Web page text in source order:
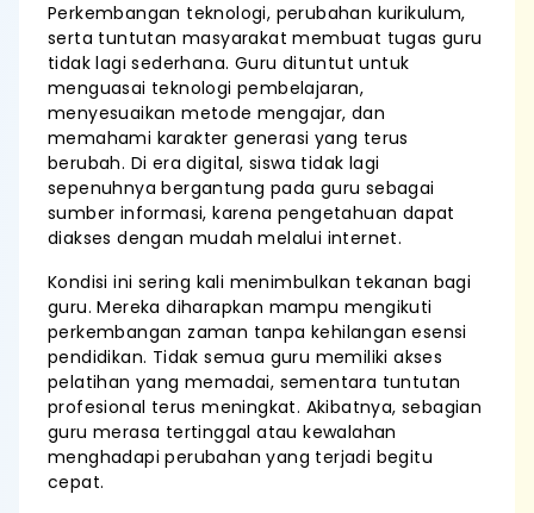
Perkembangan teknologi, perubahan kurikulum,
serta tuntutan masyarakat membuat tugas guru
tidak lagi sederhana. Guru dituntut untuk
menguasai teknologi pembelajaran,
menyesuaikan metode mengajar, dan
memahami karakter generasi yang terus
berubah. Di era digital, siswa tidak lagi
sepenuhnya bergantung pada guru sebagai
sumber informasi, karena pengetahuan dapat
diakses dengan mudah melalui internet.
Kondisi ini sering kali menimbulkan tekanan bagi
guru. Mereka diharapkan mampu mengikuti
perkembangan zaman tanpa kehilangan esensi
pendidikan. Tidak semua guru memiliki akses
pelatihan yang memadai, sementara tuntutan
profesional terus meningkat. Akibatnya, sebagian
guru merasa tertinggal atau kewalahan
menghadapi perubahan yang terjadi begitu
cepat.